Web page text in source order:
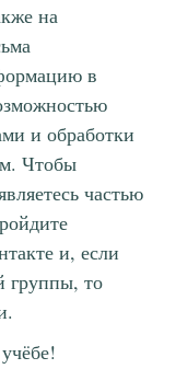
на
в
и обработки
Чтобы
частью
и, если
группы, то